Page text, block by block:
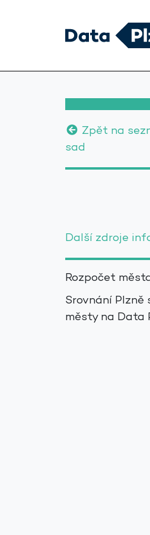
Zpět na
sad
Další zdroje
Rozpočet
Srovnání
městy na Data